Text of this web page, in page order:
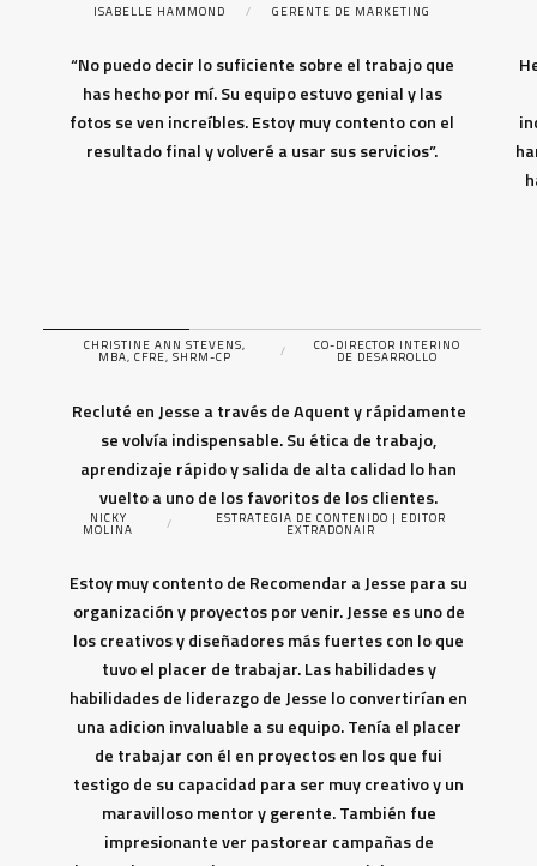
ISABELLE HAMMOND / GERENTE DE MARKETING
“No puedo decir lo suficiente sobre el trabajo que
has hecho por mí. Su equipo estuvo genial y las
fotos se ven increíbles. Estoy muy contento con el
resultado final y volveré a usar sus servicios”.
CHRISTINE ANN STEVENS,
MBA, CFRE, SHRM-CP / CO-DIRECTOR INTERINO
DE DESARROLLO
Recluté en Jesse a través de Aquent y rápidamente
se volvía indispensable. Su ética de trabajo,
aprendizaje rápido y salida de alta calidad lo han
vuelto a uno de los favoritos de los clientes.
NICKY
MOLINA / ESTRATEGIA DE CONTENIDO | EDITOR
EXTRADONAIR
Estoy muy contento de Recomendar a Jesse para su
organización y proyectos por venir. Jesse es uno de
los creativos y diseñadores más fuertes con lo que
tuvo el placer de trabajar. Las habilidades y
habilidades de liderazgo de Jesse lo convertirían en
una adicion invaluable a su equipo. Tenía el placer
de trabajar con él en proyectos en los que fui
testigo de su capacidad para ser muy creativo y un
maravilloso mentor y gerente. También fue
impresionante ver pastorear campañas de